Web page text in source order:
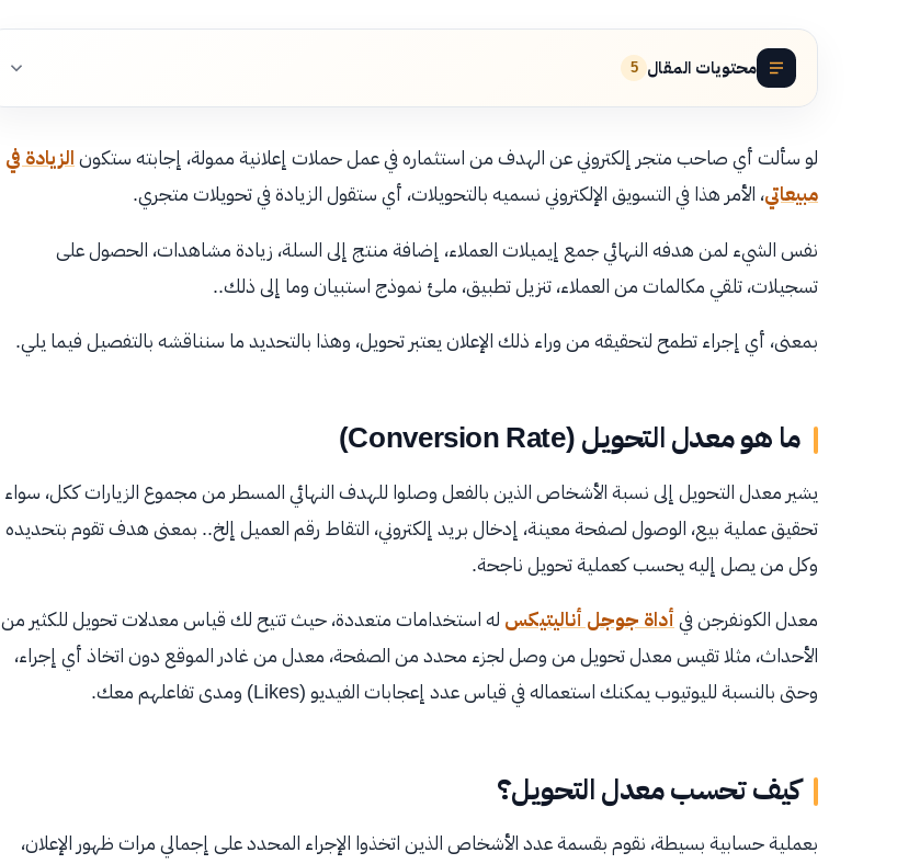
English
محتويات المقال 5
لو سألت أي صاحب متجر إلكتروني عن الهدف من استثماره في عمل حملات إعلانية ممولة، إجابته ستكونالزيادة في
مبيعاتي، الأمر هذا في التسويق الإلكتروني نسميه بالتحويلات، أي ستقول الزيادة في تحويلات متجري.
نفس الشيء لمن هدفه النهائي جمع إيميلات العملاء، إضافة منتج إلى السلة، زيادة مشاهدات، الحصول على
تسجيلات، تلقي مكالمات من العملاء، تنزيل تطبيق، ملئ نموذج استبيان وما إلى ذلك..
بمعنى، أي إجراء تطمح لتحقيقه من وراء ذلك الإعلان يعتبر تحويل، وهذا بالتحديد ما سنناقشه بالتفصيل فيما يلي.
ما هو معدل التحويل (Conversion Rate)
يشير معدل التحويل إلى نسبة الأشخاص الذين بالفعل وصلوا للهدف النهائي المسطر من مجموع الزيارات ككل، سواء
تحقيق عملية بيع، الوصول لصفحة معينة، إدخال بريد إلكتروني، التقاط رقم العميل إلخ.. بمعنى هدف تقوم بتحديده
وكل من يصل إليه يحسب كعملية تحويل ناجحة.
معدل الكونفرجن فيأداة جوجل أناليتيكس له استخدامات متعددة، حيث تتيح لك قياس معدلات تحويل للكثير من
الأحداث، مثلا تقيس معدل تحويل من وصل لجزء محدد من الصفحة، معدل من غادر الموقع دون اتخاذ أي إجراء،
وحتى بالنسبة لليوتيوب يمكنك استعماله في قياس عدد إعجابات الفيديو (Likes) ومدى تفاعلهم معك.
كيف تحسب معدل التحويل؟
بعملية حسابية بسيطة، نقوم بقسمة عدد الأشخاص الذين اتخذوا الإجراء المحدد على إجمالي مرات ظهور الإعلان،